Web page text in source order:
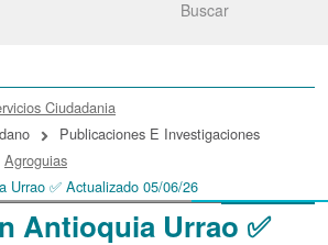
Buscar
Antioquia Urrao ✅
de ayuda a la
Ciudadania
Publicaciones E Investigaciones
Agroguias
Urrao ✅ Actualizado 05/06/26